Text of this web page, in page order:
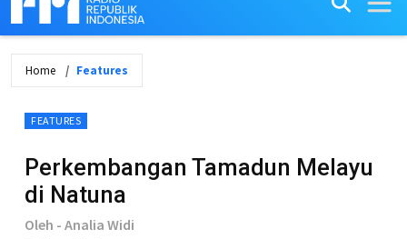
Home Features
FEATURES
Perkembangan Tamadun Melayu
di Natuna
Oleh - Analia Widi